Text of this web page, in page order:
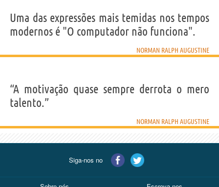
Uma das expressões mais temidas nos tempos
modernos é "O computador não funciona".
NORMAN RALPH AUGUSTINE
“A motivação quase sempre derrota o mero
talento.”
NORMAN RALPH AUGUSTINE
Siga-nos no